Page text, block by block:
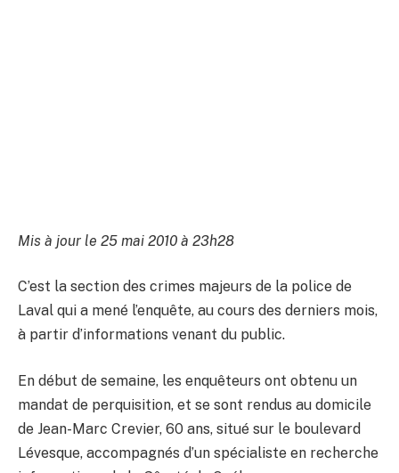
Mis à jour le 25 mai 2010 à 23h28
C’est la section des crimes majeurs de la police de
Laval qui a mené l’enquête, au cours des derniers mois,
à partir d’informations venant du public.
En début de semaine, les enquêteurs ont obtenu un
mandat de perquisition, et se sont rendus au domicile
de Jean-Marc Crevier, 60 ans, situé sur le boulevard
Lévesque, accompagnés d’un spécialiste en recherche